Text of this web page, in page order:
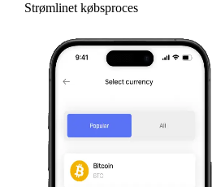
Strømlinet købsproces